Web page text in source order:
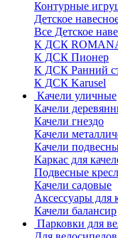
Контурные
Детское
Все Детское
К ДСК
К ДСК Пионер
К ДСК Ранний
К ДСК Karusel
Качели уличные
Качели
Качели гнездо
Качели
Качели
Каркас для
Подвесные
Качели садовые
Аксессуары для
Качели балансир
Парковки для